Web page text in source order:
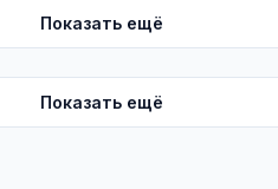
Показать ещё
Показать ещё